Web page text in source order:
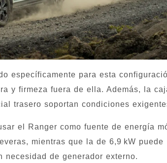
específicamente para esta
y firmeza fuera de ella. Además, la
trasero soportan condiciones
el Ranger como fuente de energía
mientras que la de 6,9 kW puede
necesidad de generador externo.